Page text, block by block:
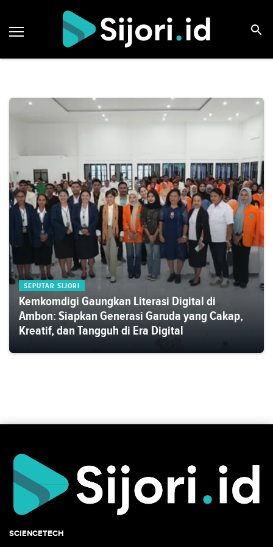
SEPUTAR SIJORI
Kemkomdigi Gaungkan Literasi Digital di
Ambon: Siapkan Generasi Garuda yang Cakap,
Kreatif, dan Tangguh di Era Digital
SCIENCETECH